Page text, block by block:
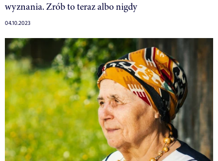
wyznania. Zrób to teraz albo nigdy
04.10.2023